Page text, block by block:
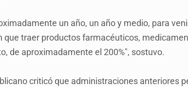
un año, un año y medio, para
que traer productos farmacéuticos,
de aproximadamente el 200%", sostuvo.
criticó que administraciones anteriores